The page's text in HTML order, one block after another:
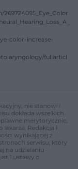
color-increase-
fullarticl
nie stanowi i
dokłada wszelkich
merytorycznie,
lekarza. Redakcja i
wynikającej z
serwisu, który
na udzielaniu
1 ustawy o